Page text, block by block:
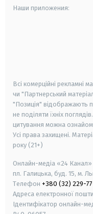
Наши приложения:
Всі комерційні рекламні
чи "Партнерський
"Позиція" відображають
не поділяти їхніх
цитування можна
Усі права захищені.
року (21+)
Онлайн-медіа «24 Канал»
пл. Галицька, буд. 15, м.
Телефон +380 (32) 229-
Адреса електронної
Ідентифікатор онлайн-